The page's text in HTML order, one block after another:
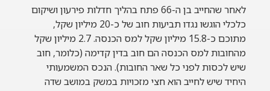
לאחר שהחייב בן ה-66 פתח בהליך חדלות פירעון ושיקום
כלכלי הוגשו נגדו תביעות חוב של כ-20 מיליון שקל,
מתוכם כ-15.8 מיליון שקל למס הכנסה. 2.7 מיליון שקל
מהחובות למס הכנסה הם חוב בדין קדימה (כלומר, חוב
שיש לכסות לפני כל שאר החובות). הנכס המשמעותי
היחיד שיש לחייב הוא חצי מזכויות במשק במושב שדה